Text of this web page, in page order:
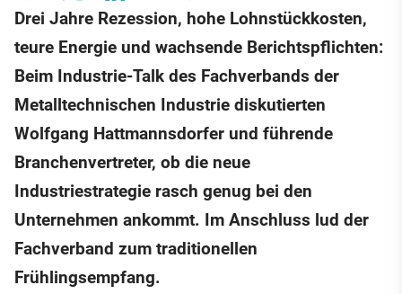
Drei Jahre Rezession, hohe Lohnstückkosten,
teure Energie und wachsende Berichtspflichten:
Beim Industrie-Talk des Fachverbands der
Metalltechnischen Industrie diskutierten
Wolfgang Hattmannsdorfer und führende
Branchenvertreter, ob die neue
Industriestrategie rasch genug bei den
Unternehmen ankommt. Im Anschluss lud der
Fachverband zum traditionellen
Frühlingsempfang.